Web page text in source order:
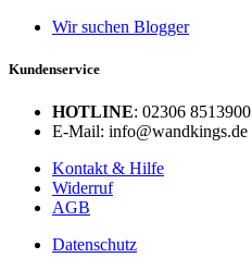
Wir suchen Blogger
Kundenservice
HOTLINE: 02306 8513900
E-Mail: info@wandkings.de
Kontakt & Hilfe
Widerruf
AGB
Datenschutz